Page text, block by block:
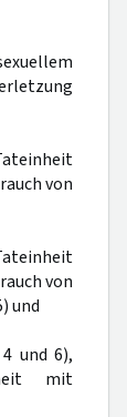
von
von
und
und 6),
mit